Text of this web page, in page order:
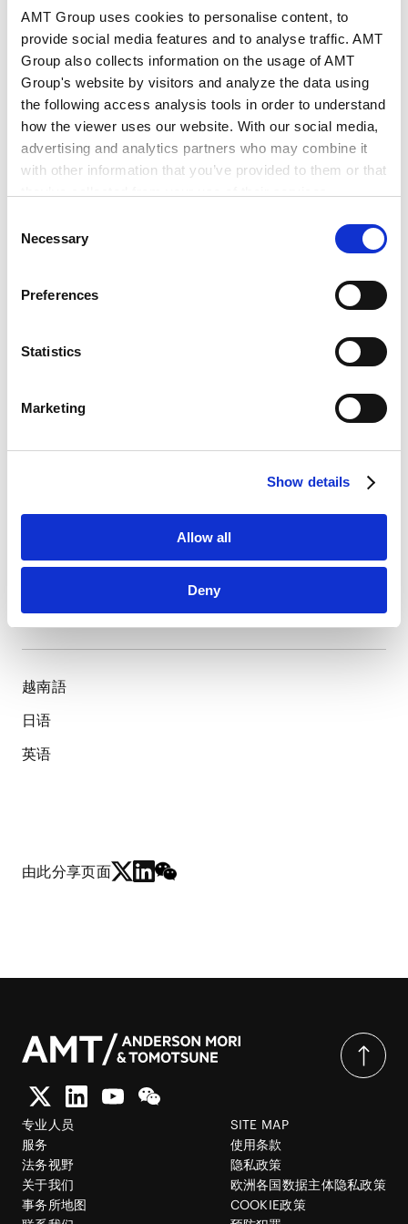
AMT Group uses cookies to personalise content, to
provide social media features and to analyse traffic. AMT
Group also collects information on the usage of AMT
Group's website by visitors and analyze the data using
the following access analysis tools in order to understand
how the viewer uses our website. With our social media,
advertising and analytics partners who may combine it
with other information that you’ve provided to them or that
Google Analytics, Google Search Console
Marketo
link]
HubSpot
Selection
Necessary
Preferences
Statistics
Marketing
Show details
Allow all
Deny
名古屋大学大学院法学研究科（法学硕士）
2016年10月 - 2017年9月
TMI律师事务所河内办公室
2017年9月 - 2021年9月
日本国际协力机构（JICA）越南国会事务局能力提升项
目
2022年4月 - 2024年1月
日本贸易振兴机构（JETRO）河内
日本安德森·毛利·友常律师事务所河内分所
PROFESSIONAL AND
ACADEMIC
Vietnam Bar Federation
LANGUAGES
使用语言
越南語
日语
英语
由此分享页面
专业人员
服务
法务视野
关于我们
事务所地图
SITE MAP
使用条款
隐私政策
欧洲各国数据主体隐私政策
COOKIE政策